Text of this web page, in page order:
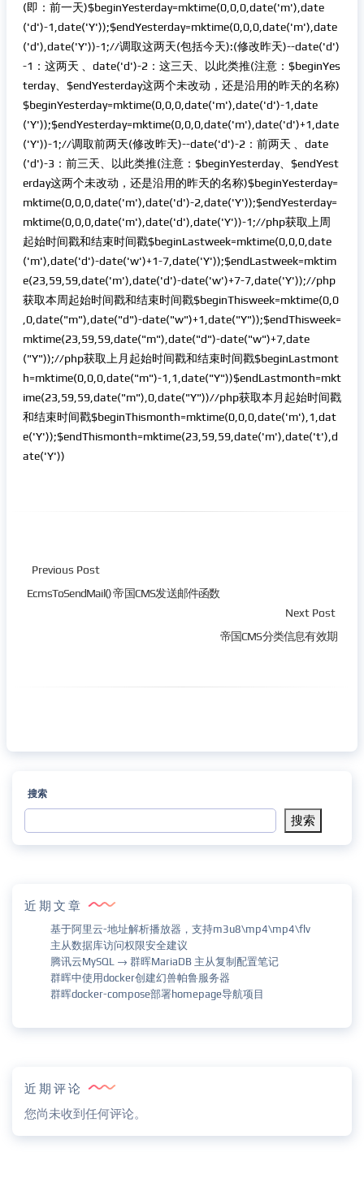
(即：前一天)$beginYesterday=mktime(0,0,0,date('m'),date
('d')-1,date('Y'));$endYesterday=mktime(0,0,0,date('m'),date
('d'),date('Y'))-1;//调取这两天(包括今天):(修改昨天)--date('d')
-1：这两天 、date('d')-2：这三天、以此类推(注意：$beginYes
terday、$endYesterday这两个未改动，还是沿用的昨天的名称)
$beginYesterday=mktime(0,0,0,date('m'),date('d')-1,date
('Y'));$endYesterday=mktime(0,0,0,date('m'),date('d')+1,date
('Y'))-1;//调取前两天(修改昨天)--date('d')-2：前两天 、date
('d')-3：前三天、以此类推(注意：$beginYesterday、$endYest
erday这两个未改动，还是沿用的昨天的名称)$beginYesterday=
mktime(0,0,0,date('m'),date('d')-2,date('Y'));$endYesterday=
mktime(0,0,0,date('m'),date('d'),date('Y'))-1;//php获取上周
起始时间戳和结束时间戳$beginLastweek=mktime(0,0,0,date
('m'),date('d')-date('w')+1-7,date('Y'));$endLastweek=mktim
e(23,59,59,date('m'),date('d')-date('w')+7-7,date('Y'));//php
获取本周起始时间戳和结束时间戳$beginThisweek=mktime(0,0
,0,date("m"),date("d")-date("w")+1,date("Y"));$endThisweek=
mktime(23,59,59,date("m"),date("d")-date("w")+7,date
("Y"));//php获取上月起始时间戳和结束时间戳$beginLastmont
h=mktime(0,0,0,date("m")-1,1,date("Y"))$endLastmonth=mkt
ime(23,59,59,date("m"),0,date("Y"))//php获取本月起始时间戳
和结束时间戳$beginThismonth=mktime(0,0,0,date('m'),1,dat
e('Y'));$endThismonth=mktime(23,59,59,date('m'),date('t'),d
ate('Y'))
Previous Post
EcmsToSendMail() 帝国CMS发送邮件函数
Next Post
帝国CMS分类信息有效期
搜索
搜索
近期文章
基于阿里云-地址解析播放器，支持m3u8\mp4\mp4\flv
主从数据库访问权限安全建议
腾讯云MySQL → 群晖MariaDB 主从复制配置笔记
群晖中使用docker创建幻兽帕鲁服务器
群晖docker-compose部署homepage导航项目
近期评论
您尚未收到任何评论。